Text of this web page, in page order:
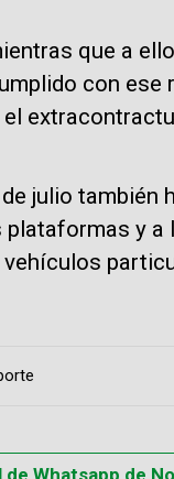
que a
con ese
julio también
y